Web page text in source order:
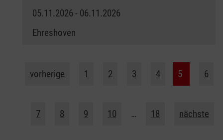
05.11.2026 - 06.11.2026
Ehreshoven
vorherige 1 2 3 4 5 6
7 8 9 10 … 18 nächste